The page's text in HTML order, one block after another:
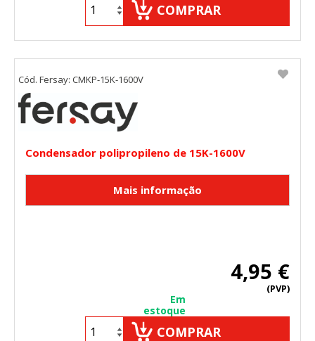
COMPRAR
Condensador polipropileno de 15K-1600V
4,95 €
(PVP)
Em
estoque
COMPRAR
Cód. Fersay: CMKP-15K-1600V